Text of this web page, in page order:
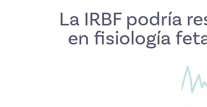
La IRBF podría
en fisiología